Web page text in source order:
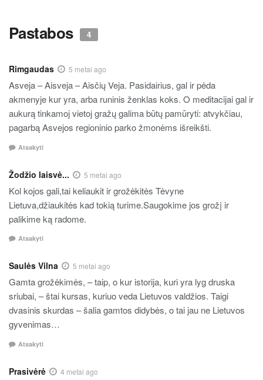
Pastabos 4
Rimgaudas 5 metai ago
Asveja – Aisveja – Aisčių Veja. Pasidairius, gal ir pėda
akmenyje kur yra, arba runinis ženklas koks. O meditacijai gal ir
aukurą tinkamoj vietoj gražų galima būtų pamūryti: atvykčiau,
pagarbą Asvejos regioninio parko žmonėms išreikšti.
Atsakyti
Žodžio laisvė... 5 metai ago
Kol kojos gali,tai keliaukit ir grožėkitės Tėvyne
Lietuva,džiaukitės kad tokią turime.Saugokime jos grožį ir
palikime ką radome.
Atsakyti
Saulės Vilna 5 metai ago
Gamta grožėkimės, – taip, o kur istorija, kuri yra lyg druska
sriubai, – štai kursas, kuriuo veda Lietuvos valdžios. Taigi
dvasinis skurdas – šalia gamtos didybės, o tai jau ne Lietuvos
gyvenimas…
Atsakyti
Prasivėrė 4 metai ago